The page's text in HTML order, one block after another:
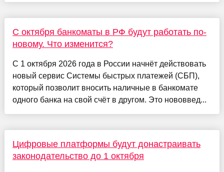
С октября банкоматы в РФ будут работать по-
новому. Что изменится?
С 1 октября 2026 года в России начнёт действовать
новый сервис Системы быстрых платежей (СБП),
который позволит вносить наличные в банкомате
одного банка на свой счёт в другом. Это нововвед...
Цифровые платформы будут донастраивать
законодательство до 1 октября